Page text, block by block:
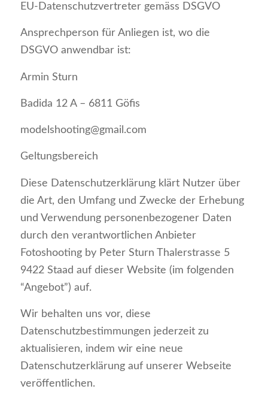
EU-Datenschutzvertreter gemäss DSGVO
Ansprechperson für Anliegen ist, wo die
DSGVO anwendbar ist:
Armin Sturn
Badida 12 A – 6811 Göfis
modelshooting@gmail.com
Geltungsbereich
Diese Datenschutzerklärung klärt Nutzer über
die Art, den Umfang und Zwecke der Erhebung
und Verwendung personenbezogener Daten
durch den verantwortlichen Anbieter
Fotoshooting by Peter Sturn Thalerstrasse 5
9422 Staad auf dieser Website (im folgenden
“Angebot”) auf.
Wir behalten uns vor, diese
Datenschutzbestimmungen jederzeit zu
aktualisieren, indem wir eine neue
Datenschutzerklärung auf unserer Webseite
veröffentlichen.